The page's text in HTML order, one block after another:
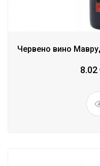
Червено вино
8.02